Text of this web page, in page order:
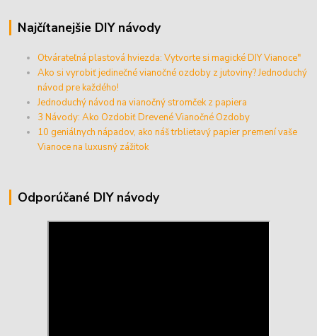
Najčítanejšie DIY návody
Otvárateľná plastová hviezda: Vytvorte si magické DIY Vianoce"
Ako si vyrobiť jedinečné vianočné ozdoby z jutoviny? Jednoduchý
návod pre každého!
Jednoduchý návod na vianočný stromček z papiera
3 Návody: Ako Ozdobiť Drevené Vianočné Ozdoby
10 geniálnych nápadov, ako náš trblietavý papier premení vaše
Vianoce na luxusný zážitok
Odporúčané DIY návody